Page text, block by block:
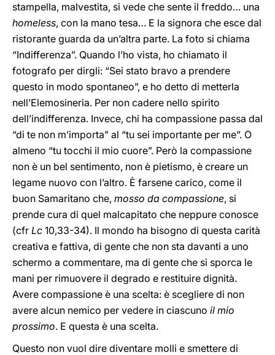
stampella, malvestita, si vede che sente il freddo… una
homeless, con la mano tesa… E la signora che esce dal
ristorante guarda da un’altra parte. La foto si chiama
“Indifferenza”. Quando l’ho vista, ho chiamato il
fotografo per dirgli: “Sei stato bravo a prendere
questo in modo spontaneo”, e ho detto di metterla
nell’Elemosineria. Per non cadere nello spirito
dell’indifferenza. Invece, chi ha compassione passa dal
“di te non m’importa” al “tu sei importante per me”. O
almeno “tu tocchi il mio cuore”. Però la compassione
non è un bel sentimento, non è pietismo, è creare un
legame nuovo con l’altro. È farsene carico, come il
buon Samaritano che, mosso da compassione, si
prende cura di quel malcapitato che neppure conosce
(cfr Lc 10,33-34). Il mondo ha bisogno di questa carità
creativa e fattiva, di gente che non sta davanti a uno
schermo a commentare, ma di gente che si sporca le
mani per rimuovere il degrado e restituire dignità.
Avere compassione è una scelta: è scegliere di non
avere alcun nemico per vedere in ciascuno il mio
prossimo. E questa è una scelta.
Questo non vuol dire diventare molli e smettere di